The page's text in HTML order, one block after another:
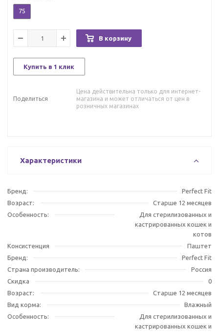
75
В корзину
Купить в 1 клик
Поделиться
Цена действительна только для интернет-
магазина и может отличаться от цен в
розничных магазинах
Характеристики
Бренд:
Perfect Fit
Возраст:
Старше 12 месяцев
Особенность:
Для стерилизованных и
кастрированных кошек и
котов
Консистенция
Паштет
Бренд:
Perfect Fit
Страна производитель:
Россия
Скидка
0
Возраст:
Старше 12 месяцев
Вид корма:
Влажный
Особенность:
Для стерилизованных и
кастрированных кошек и